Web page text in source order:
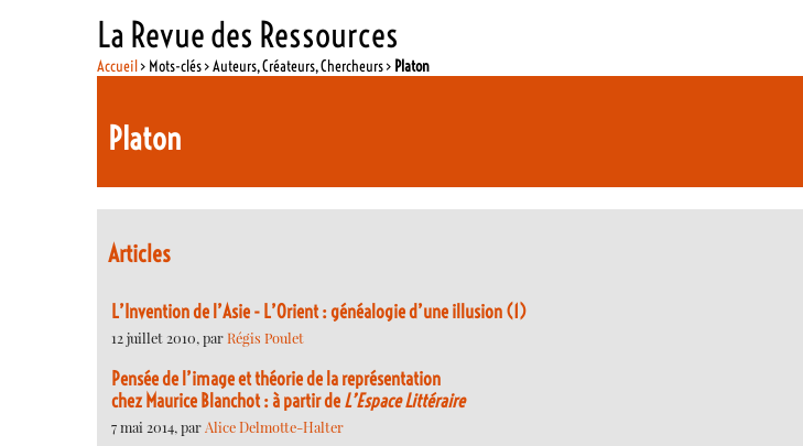
La Revue des Ressources
Accueil> Mots-clés > Auteurs, Créateurs, Chercheurs > Platon
Platon
Articles
L’Invention de l’Asie - L’Orient : généalogie d’une illusion (1)
12 juillet 2010, parRégis Poulet
Pensée de l’image et théorie de la représentation
chez Maurice Blanchot : à partir de L’Espace Littéraire
7 mai 2014, parAlice Delmotte-Halter